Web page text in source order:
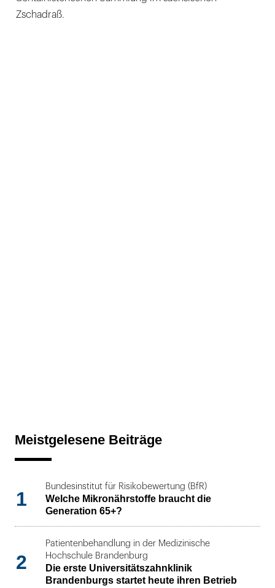
Zschadraß.
Meistgelesene Beiträge
1
Bundesinstitut für Risikobewertung (BfR)
Welche Mikronährstoffe braucht die
Generation 65+?
2
Patientenbehandlung in der Medizinische
Hochschule Brandenburg
Die erste Universitätszahnklinik
Brandenburgs startet heute ihren Betrieb